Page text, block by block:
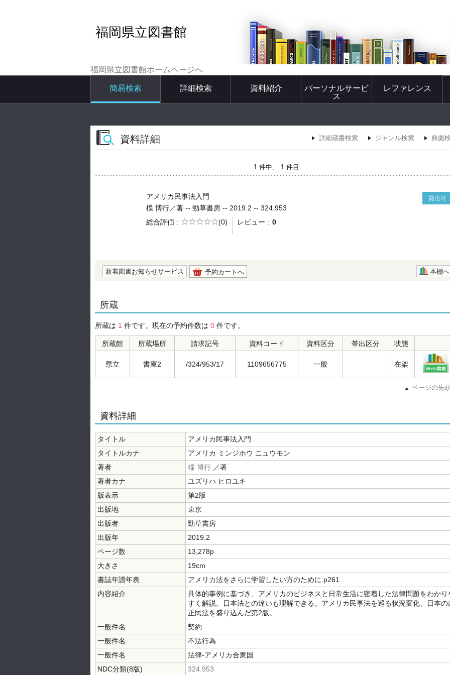
福岡県立図書館
福岡県立図書館ホームページへ
簡易検索 詳細検索 資料紹介
パーソナルサービ
ス
レファレンス
資料詳細 詳細蔵書検索 ジャンル検索 典拠
1 件中、 1 件目
アメリカ民事法入門 貸出可
楪 博行／著 -- 勁草書房 -- 2019.2 -- 324.953
総合評価
5段階評価
(0) レビュー 0
新着図書お知らせサービス 予約カートへ 本棚へ
所蔵
所蔵は 1 件です。現在の予約件数は 0 件です。
所蔵館 所蔵場所 請求記号 資料コード 資料区分 帯出区分 状態
県立 書庫2 /324/953/17 1109656775 一般 在架
ページの先
資料詳細
タイトル
アメリカ民事法入門
タイトルカナ
アメリカ ミンジホウ ニュウモン
著者
楪 博行 ／著
著者カナ
ユズリハ ヒロユキ
版表示
第2版
出版地
東京
出版者
勁草書房
出版年
2019.2
ページ数
13,278p
大きさ
19cm
書誌年譜年表
アメリカ法をさらに学習したい方のために:p261
内容紹介
具体的事例に基づき、アメリカのビジネスと日常生活に密着した法律問題をわかり
すく解説。日本法との違いも理解できる。アメリカ民事法を巡る状況変化、日本の
正民法を盛り込んだ第2版。
一般件名
契約
一般件名
不法行為
一般件名
法律-アメリカ合衆国
NDC分類(8版)
324.953